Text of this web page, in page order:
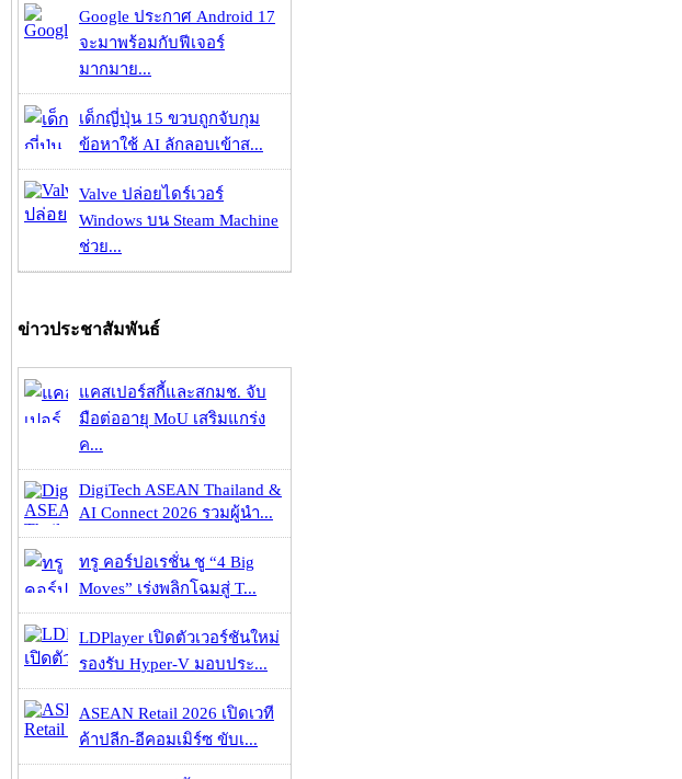
Google ประกาศ Android 17
จะมาพร้อมกับฟีเจอร์
มากมาย...
เด็กญี่ปุ่น 15 ขวบถูกจับกุม
ข้อหาใช้ AI ลักลอบเข้าส...
Valve ปล่อยไดร์เวอร์
Windows บน Steam Machine
ช่วย...
ข่าวประชาสัมพันธ์
แคสเปอร์สกี้และสกมช. จับ
มือต่ออายุ MoU เสริมแกร่ง
ค...
DigiTech ASEAN Thailand &
AI Connect 2026 รวมผู้นำ...
ทรู คอร์ปอเรชั่น ชู “4 Big
Moves” เร่งพลิกโฉมสู่ T...
LDPlayer เปิดตัวเวอร์ชันใหม่
รองรับ Hyper-V มอบประ...
ASEAN Retail 2026 เปิดเวที
ค้าปลีก-อีคอมเมิร์ซ ขับเ...